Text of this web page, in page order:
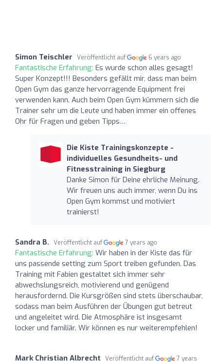
Simon Teischler Veröffentlicht auf 6 years ago
Fantastische Erfahrung: Es wurde schon alles gesagt!
Super Konzept!!! Besonders gefällt mir, dass man beim
Open Gym das ganze hervorragende Equipment frei
verwenden kann. Auch beim Open Gym kümmern sich die
Trainer sehr um die Leute und haben immer ein offenes
Ohr für Fragen und geben Tipps…
Die Kiste Trainingskonzepte -
individuelles Gesundheits- und
Fitnesstraining in Siegburg
Danke Simon für Deine ehrliche Meinung.
Wir freuen uns auch immer, wenn Du ins
Open Gym kommst und motiviert
trainierst!
Sandra B. Veröffentlicht auf 7 years ago
Fantastische Erfahrung: Wir haben in der Kiste das für
uns passende setting zum Sport treiben gefunden. Das
Training mit Fabien gestaltet sich immer sehr
abwechslungsreich, motivierend und genügend
herausfordernd. Die Kursgrößen sind stets überschaubar,
sodass man beim Ausführen der Übungen gut betreut
und angeleitet wird. Die Atmosphäre ist insgesamt
locker und familiär. Wir können es nur weiterempfehlen!
Mark Christian Albrecht Veröffentlicht auf
7 years